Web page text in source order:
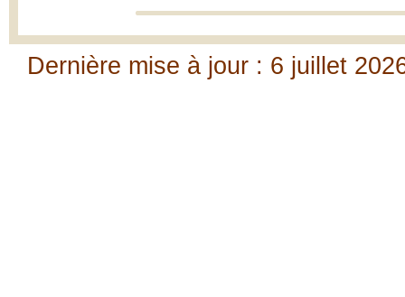
Dernière mise à jour : 6 juillet